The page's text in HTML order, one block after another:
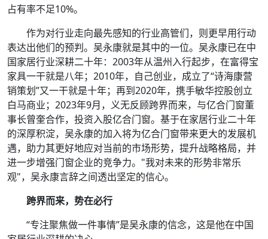
占有率不足10%。
作为对行业走向最先感知的行业高管们，则更早用行动
表达出他们的预判。吴永康就是其中的一位。吴永康已在中
国家居行业深耕二十年：2003年从温州入行起步，在富得宝
家具一干就是八年；2010年，自己创业，成立了“诗海康营
销策划”又一干就是十年；再到2020年，携手敏华控股创立
白马商业；2023年9月，义无反顾跨界而来，与亿合门窗董
事长曾奎合作，投资入股亿合门窗。基于在家居行业二十年
的深厚积淀，吴永康的加入将为亿合门窗带来更大的发展机
遇，助力其更好地应对当前的市场形势，提升战略格局，并
进一步增强门窗企业的竞争力。"我对未来的形势非常乐
观"，吴永康言辞之间透出坚定的信心。
跨界而来，势在必行
“专注聚焦做一件事情”是吴永康的信念，这是他在中国